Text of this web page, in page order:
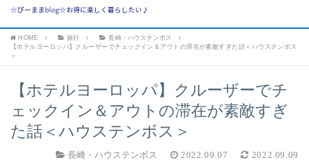
☆ぴーままblog☆お得に楽しく暮らしたい♪
HOME 旅行
長崎・ハウステンボス
【ホテルヨーロッパ】クルーザーでチェックイン＆アウトの滞在が素敵すぎた話＜ハウステンボス
＞
【ホテルヨーロッパ】クルーザーでチ
ェックイン＆アウトの滞在が素敵すぎ
た話＜ハウステンボス＞
長崎・ハウステンボス 2022.09.07 2022.09.09